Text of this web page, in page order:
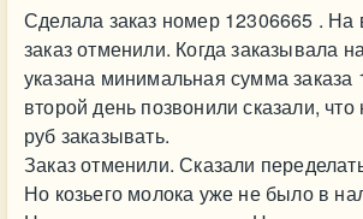
Сделала заказ номер 12306665 . На
заказ отменили. Когда заказывала
указана минимальная сумма заказа
второй день позвонили сказали,
руб заказывать.
Заказ отменили. Сказали
Но козьего молока уже не было в